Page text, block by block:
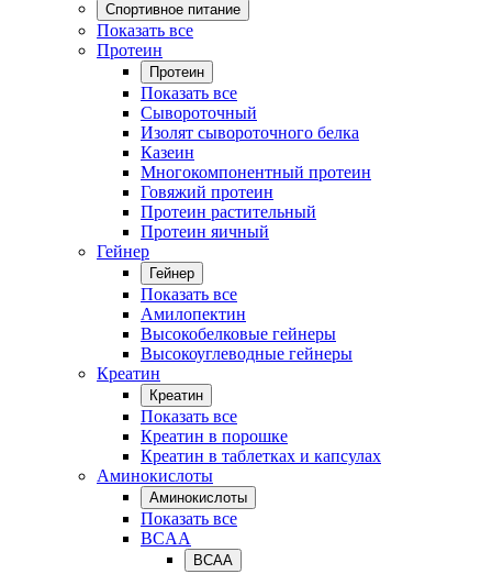
Спортивное питание
Показать все
Протеин
Протеин
Показать все
Сывороточный
Изолят сывороточного белка
Казеин
Многокомпонентный протеин
Говяжий протеин
Протеин растительный
Протеин яичный
Гейнер
Гейнер
Показать все
Амилопектин
Высокобелковые гейнеры
Высокоуглеводные гейнеры
Креатин
Креатин
Показать все
Креатин в порошке
Креатин в таблетках и капсулах
Аминокислоты
Аминокислоты
Показать все
BCAA
BCAA